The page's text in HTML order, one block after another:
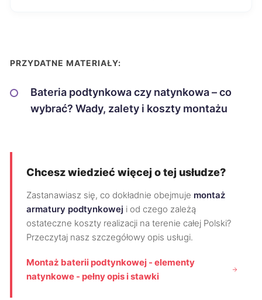
PRZYDATNE MATERIAŁY:
Bateria podtynkowa czy natynkowa – co
wybrać? Wady, zalety i koszty montażu
Chcesz wiedzieć więcej o tej usłudze?
Zastanawiasz się, co dokładnie obejmuje montaż
armatury podtynkowej i od czego zależą
ostateczne koszty realizacji na terenie całej Polski?
Przeczytaj nasz szczegółowy opis usługi.
Montaż baterii podtynkowej - elementy
natynkowe - pełny opis i stawki